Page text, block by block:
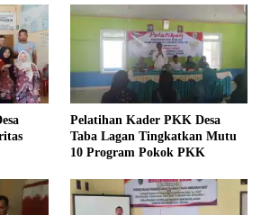
Pelatihan Kader PKK Desa
Taba Lagan Tingkatkan Mutu
10 Program Pokok PKK